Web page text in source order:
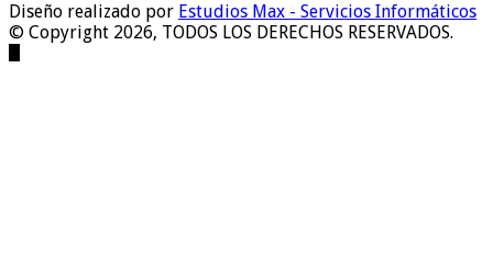
Diseño realizado por Estudios Max - Servicios Informáticos
© Copyright 2026, TODOS LOS DERECHOS RESERVADOS.